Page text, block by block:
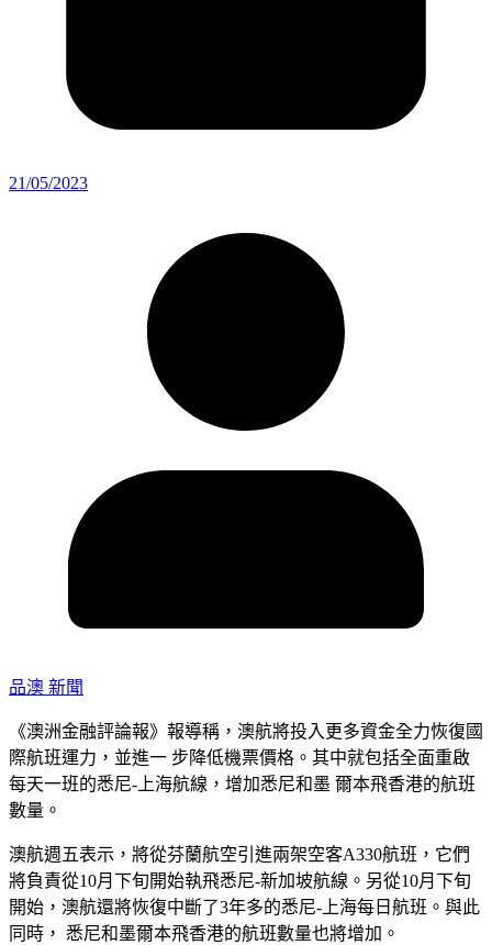
21/05/2023
品澳 新聞
《澳洲金融評論報》報導稱，澳航將投入更多資金全力恢復國
際航班運力，並進一 步降低機票價格。其中就包括全面重啟
每天一班的悉尼-上海航線，增加悉尼和墨 爾本飛香港的航班
數量。
澳航週五表示，將從芬蘭航空引進兩架空客A330航班，它們
將負責從10月下旬開始執飛悉尼-新加坡航線。另從10月下旬
開始，澳航還將恢復中斷了3年多的悉尼-上海每日航班。與此
同時， 悉尼和墨爾本飛香港的航班數量也將增加。